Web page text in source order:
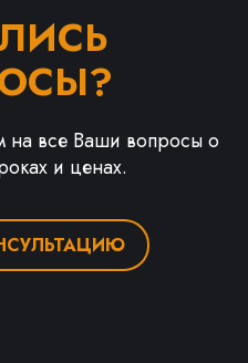
на все Ваши вопросы о
и ценах.